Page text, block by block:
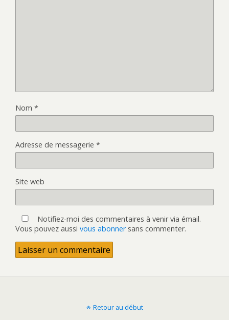
Nom *
Adresse de messagerie *
Site web
Notifiez-moi des commentaires à venir via émail.
Vous pouvez aussi vous abonnersans commenter.
Retour au début